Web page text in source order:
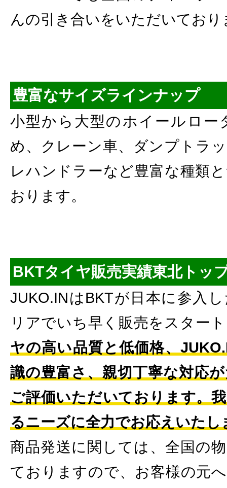
んの引き合いをいただいており
豊富なサイズラインナップ
小型から大型のホイールロー
め、クレーン車、ダンプトラ
レハンドラーなど豊富な種類
おります。
BKTタイヤ販売実績東北トッ
JUKO.INはBKTが日本に参入
リアでいち早く販売をスター
ヤの高い品質と低価格、
識の豊富さ、親切丁寧な対応
ご評価いただいております。
るニーズに全力でお応えいたし
商品発送に関しては、全国の
ておりますので、お客様の元